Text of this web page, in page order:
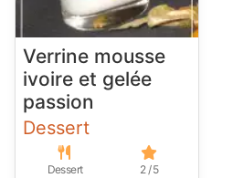
Verrine mousse
ivoire et gelée
passion
Dessert
Dessert 2 / 5